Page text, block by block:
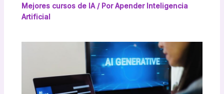
Mejores cursos de IA/ PorApender Inteligencia
Artificial